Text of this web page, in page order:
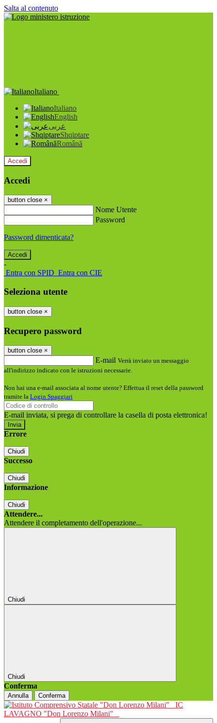
Salta al contenuto
Italiano
Italiano
English
عربى
Shqiptare
Română
Accedi
Accedi
button close ×
Nome Utente
Password
Password dimenticata?
-
Entra con SPID Entra con CIE
Seleziona utente
button close ×
Recupero password
button close ×
E-mail Verrà inviato un messaggio
all'indirizzo indicato con le istruzioni necessarie.
Non hai una e-mail associata al nome utente? Effettua il reset della password
tramite la Login Spaggiari
E-mail inviata, si prega di controllare la casella di posta elettronica!
Errore
Chiudi
Successo
Chiudi
Informazione
Chiudi
Attendere...
Attendere il completamento dell'operazione...
Chiudi
Chiudi
Conferma
Annulla Conferma
IC
LAVAGNO "Don Lorenzo Milani"